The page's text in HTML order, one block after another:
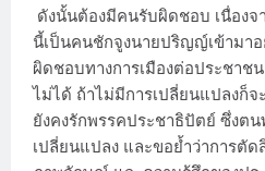
ดังนั้นต้องมีคนรับผิดชอบ เนื่องจ
นี้เป็นคนชักจูงนายปริญญ์เข้ามา
ผิดชอบทางการเมืองต่อประชาช
ไม่ได้ ถ้าไม่มีการเปลี่ยนแปลงก็
ยังคงรักพรรคประชาธิปัตย์ ซึ่งต
เปลี่ยนแปลง และขอย้ำว่าการตัด